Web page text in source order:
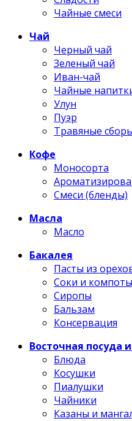
Чайные смеси
Чай
Черный чай
Зеленый чай
Иван-чай
Чайные
Улун
Пуэр
Травяные
Кофе
Моносорта
Смеси (бленды)
Масла
Масло
Бакалея
Пасты из
Соки и компоты
Сиропы
Бальзам
Консервация
Восточная посуда
Блюда
Косушки
Пиалушки
Чайники
Казаны и